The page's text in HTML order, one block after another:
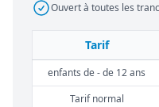
Ouvert à toutes les
Tarif
enfants de - de 12 ans
Tarif normal